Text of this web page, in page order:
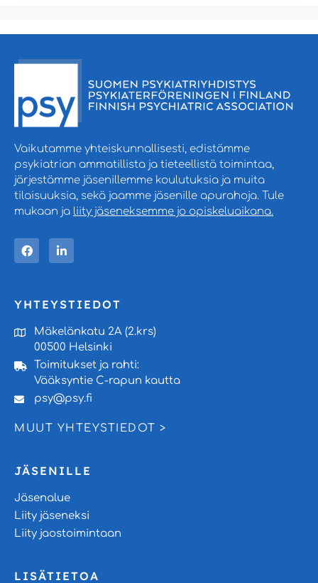
Vaikutamme yhteiskunnallisesti, edistämme
psykiatrian ammatillista ja tieteellistä toimintaa,
järjestämme jäsenillemme koulutuksia ja muita
tilaisuuksia, sekä jaamme jäsenille apurahoja. Tule
mukaan ja liity jäseneksemme jo opiskeluaikana.
YHTEYSTIEDOT
Mäkelänkatu 2A (2.krs)
00500 Helsinki
Toimitukset ja rahti:
Vääksyntie C-rapun kautta
psy@psy.fi
MUUT YHTEYSTIEDOT >
JÄSENILLE
Jäsenalue
Liity jäseneksi
Liity jaostoimintaan
LISÄTIETOA